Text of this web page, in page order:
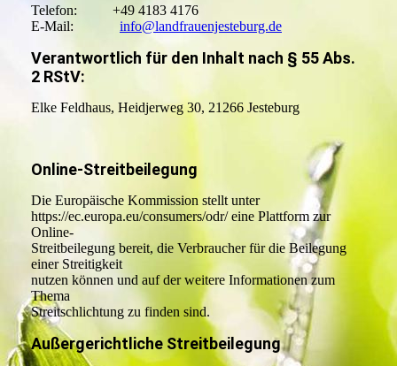
Telefon: +49 4183 4176
E-Mail: info@landfrauenjesteburg.de
Verantwortlich für den Inhalt nach § 55 Abs.
2 RStV:
Elke Feldhaus, Heidjerweg 30, 21266 Jesteburg
Online-Streitbeilegung
Die Europäische Kommission stellt unter
https://ec.europa.eu/consumers/odr/ eine Plattform zur
Online-
Streitbeilegung bereit, die Verbraucher für die Beilegung
einer Streitigkeit
nutzen können und auf der weitere Informationen zum
Thema
Streitschlichtung zu finden sind.
Außergerichtliche Streitbeilegung